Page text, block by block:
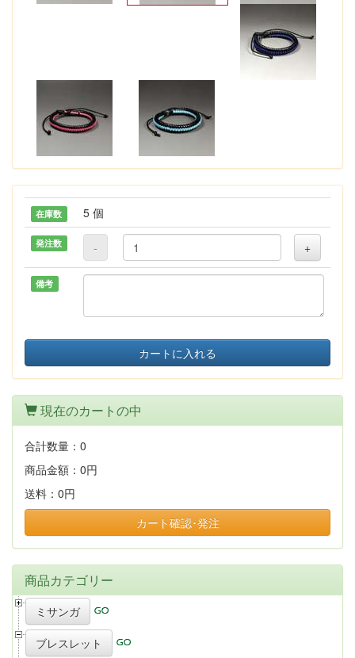
在庫数 5 個
発注数 - +
備考
カートに入れる
現在のカートの中
合計数量： 0
商品金額： 0円
送料： 0円
カート確認･発注
商品カテゴリー
ミサンガ
ブレスレット